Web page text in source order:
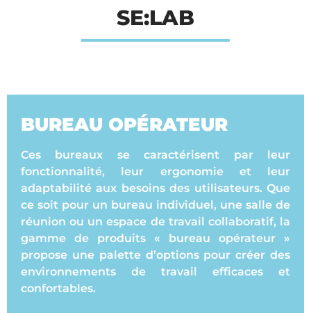
SE:LAB
BUREAU OPÉRATEUR
Ces bureaux se caractérisent par leur
fonctionnalité, leur ergonomie et leur
adaptabilité aux besoins des utilisateurs. Que
ce soit pour un bureau individuel, une salle de
réunion ou un espace de travail collaboratif, la
gamme de produits « bureau opérateur »
propose une palette d’options pour créer des
environnements de travail efficaces et
confortables.